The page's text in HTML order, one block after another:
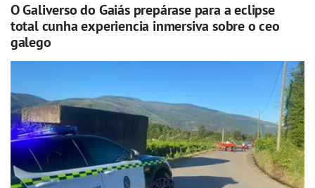
O Galiverso do Gaiás prepárase para a eclipse
total cunha experiencia inmersiva sobre o ceo
galego